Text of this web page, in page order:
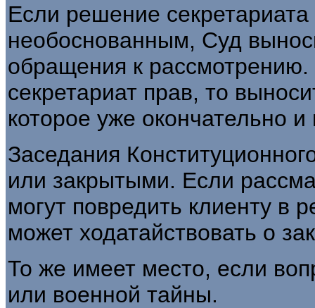
Если решение секретариата
необоснованным, Суд
обращения к рассмотрению.
секретариат прав, то
которое уже окончательно
Заседания
или закрытыми. Если
могут повредить клиенту в
может ходатайствовать о
То же имеет место, если
или военной тайны.